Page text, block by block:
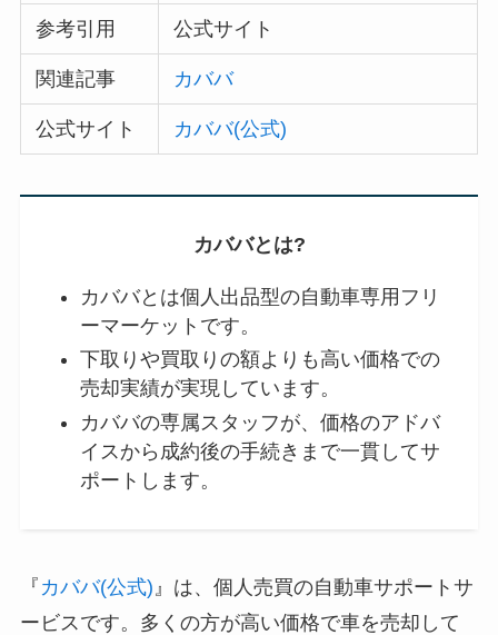
参考引用 公式サイト
関連記事 カババ
公式サイト カババ(公式)
カババとは?
カババとは個人出品型の自動車専用フリ
ーマーケットです。
下取りや買取りの額よりも高い価格での
売却実績が実現しています。
カババの専属スタッフが、価格のアドバ
イスから成約後の手続きまで一貫してサ
ポートします。
『 カババ(公式) 』は、個人売買の自動車サポートサ
ービスです。多くの方が高い価格で車を売却して